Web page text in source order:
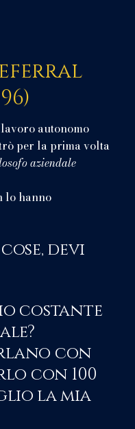
autonomo
per la prima volta
aziendale
lo hanno
devi
costante
con
con 100
la mia